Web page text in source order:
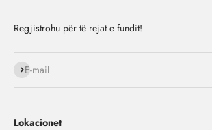
Regjistrohu për të rejat e fundit!
E-mail
Na ndiq
Lokacionet